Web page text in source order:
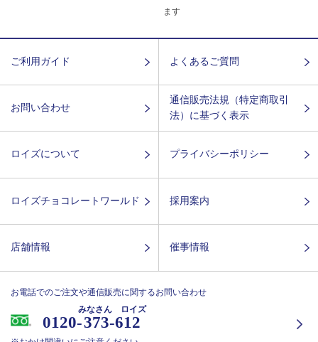
ます
ご利用ガイド よくあるご質問
お問い合わせ
通信販売法規（特定商取引
法）に基づく表示
ロイズについて プライバシーポリシー
ロイズチョコレートワールド 採用案内
店舗情報 催事情報
お電話でのご注文や通信販売に関するお問い合わせ
0120-373-612
みなさん ロイズ